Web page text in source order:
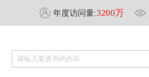
年度访问量:3200万
请输入要查询的内容